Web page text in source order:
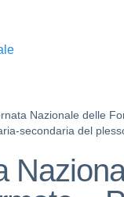
Nazionale delle
secondaria del